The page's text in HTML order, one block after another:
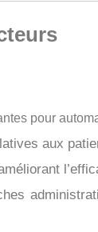
pour
aux